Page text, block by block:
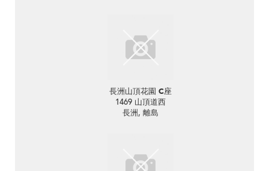
長洲山頂花園 C座
1469 山頂道西
長洲, 離島